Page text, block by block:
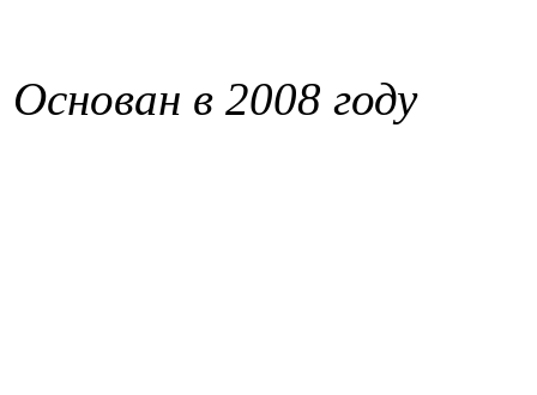
Основан в 2008 году